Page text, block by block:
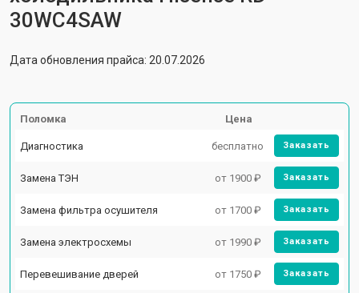
30WC4SAW
Дата обновления прайса: 20.07.2026
Поломка Цена
Диагностика бесплатно Заказать
Замена ТЭН от 1900 ₽ Заказать
Замена фильтра осушителя от 1700 ₽ Заказать
Замена электросхемы от 1990 ₽ Заказать
Перевешивание дверей от 1750 ₽ Заказать